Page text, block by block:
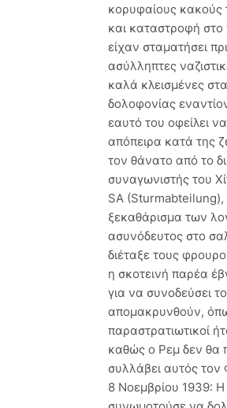
κορυφαίους κακούς
και καταστροφή
είχαν σταματήσει
ασύλληπτες
καλά κλεισμένες στα σκοτεινά μυαλά των λογής χιτλερίσκων. Και η πλάκα είναι ότι οι απόπειρες δολοφονίας εναντίον του δεν ήταν και λίγες, καθώς κάθε παράφρονας δικτάτορας που σέβεται τον εαυτό του οφείλει να έχει στις ζοφερές του πλάτες αναρίθμητα τέτοια περιστατικά. Η μόνη όμως απόπειρα κατά της ζωής του Χίτλερ που τελεσφόρησε ήταν στις 30 Απριλίου 1945, όταν συνάντησε τον θάνατο από το δικό του χέρι…30 Ιουνίου 1934: Η Νύχτα των Μεγάλων ΜαχαιριώνΟ φίλος και συναγωνιστής του Χίτλερ, Ερνστ Ρεμ, ηγετικό στέλεχος της ναζιστικής παραστρατιωτικής οργάνωσης SA (Sturmabteilung), ενδυναμωνόταν συνεχώς και το πράγμα θα έφτανε στα άκρα του, με το αιματηρό ξεκαθάρισμα των λογαριασμών να φαντάζει σίγουρο. Ο ίδιος ο κατοπινός Φύρερ λοιπόν πήγε ασυνόδευτος στο σαλέ του Ρεμ, εισέβαλε στα προσωπικά διαμερίσματά του και λίγο αργότερα ο Ρεμ διέταξε τους φρουρούς του να κατεβάσουν τα όπλα, καθώς είχε παραδοθεί στον Χίτλερ. Την ώρα που η σκοτεινή παρέα έβγαινε από το σαλέ, ένα απόσπασμα των Φαιοχιτώνων κατέφτανε πάνω στην ώρα για να συνοδεύσει τον Ρεμ σε προγραμματισμένη συνάντηση. Ο Χίλτερ διέταξε τον διοικητή τους να απομακρυνθούν, όπως και έγινε. Αν όμως ο Χίτλερ είχε καθυστερήσει καμιά ωρίτσα και οι παραστρατιωτικοί ήταν ήδη στο σαλέ κατά την άφιξή του, τότε η ιστορία θα ήταν σαφώς διαφορετική, καθώς ο Ρεμ δεν θα παραδινόταν έτσι αμαχητί. Και αντί να συλληφθεί εκείνος, θα μπορούσε να είχε συλλάβει αυτός τον Φύρερ. Ο Ρεμ και η παρέα του ξεπαστρεύτηκαν από την ηγετική χιτλερική ομάδα…8 Νοεμβρίου 1939: Η βόμβα στο BurgerbraukellerΕδώ κι έναν χρόνο, ο Johann Georg Elser συνωμοτούσε να δολοφονήσει τον Χίτλερ στο Burgerbraukeller, τον τόπο όπου είχε λάβει χώρα το αποτυχημένο χιτλερικό πραξικόπημα του 1923. Στη διάρκεια αυτού του χρόνου, ο Elser συγκέντρωνε αργά αλλά σταθερά εκρηκτικά και περνούσε τις νύχτες του κρυμμένος στο Burgerbraukeller, βάζοντας σε εφαρμογή το δολοφονικό του πλάνο. Στο τέλος, κατάφερε να κρύψει τα εκρηκτικά του δίπλα στο πόντιουμ του ομιλητή και όλα ήταν έτοιμα για το μεγάλο «μπαμ». Τη μέρα που θα μιλούσε λοιπόν ο Χίτλερ η βόμβα ήταν